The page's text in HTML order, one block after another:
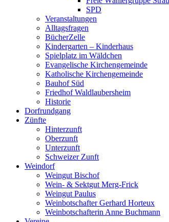
SPD
Veranstaltungen
Alltagsfragen
BücherZelle
Kindergarten – Kinderhaus
Spielplatz im Wäldchen
Evangelische Kirchengemeinde
Katholische Kirchengemeinde
Bauhof Süd
Friedhof Waldlaubersheim
Historie
Dorfrundgang
Zünfte
Hinterzunft
Oberzunft
Unterzunft
Schweizer Zunft
Weindorf
Weingut Bischof
Wein- & Sektgut Merg-Frick
Weingut Paulus
Weinbotschafter Gerhard Horteux
Weinbotschafterin Anne Buchmann